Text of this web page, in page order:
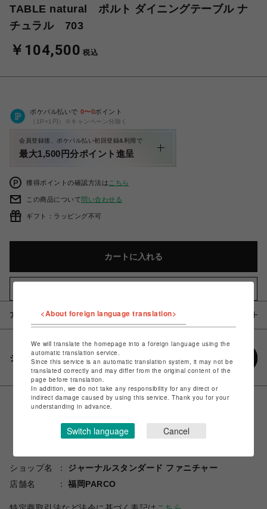
TABLE natural ポルト ダイニングテーブル ナ
チュラル 703
￥104,500 税込
ポケパル払いで 0〜0ポイント
（1P=1円）※キャンペーン分除く
会員登録後、ポケパル払い初回登録&利用で
最大1,500円分ポイント進呈
獲得ポイントの確認方法は こちら
この商品について問い合わせる
ギフト：ラッピング不可
カートに入れる
アイテム説明 / 素材
シェアする
ショップ名
ジャーナルスタンダード ファニチャー
店舗名
福岡PARCO
<About foreign language translation>
We will translate the homepage into a foreign language using the
automatic translation service.
Since this service is an automatic translation system, it may not be
translated correctly and may differ from the original content of the
page before translation.
In addition, we do not take any responsibility for any direct or
indirect damage caused by using this service. Thank you for your
understanding in advance.
Switch language Cancel